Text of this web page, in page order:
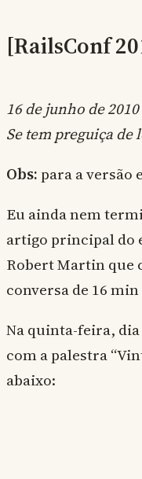
[RailsConf
16 de junho de 2010
Se tem preguiça de
Obs: para a versão
Eu ainda nem
artigo principal do
Robert Martin que
conversa de 16
Na quinta-feira,
com a palestra
abaixo: